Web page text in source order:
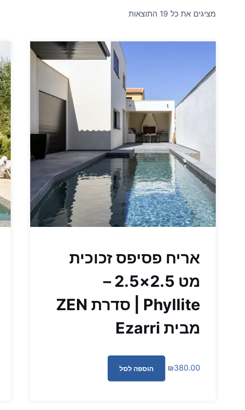
מציגים את כל ⁦19⁩ התוצאות
אריח פסיפס זכוכית
מט 2.5×2.5 –
Phyllite | סדרת ZEN
מבית Ezarri
₪380.00 הוספה לסל